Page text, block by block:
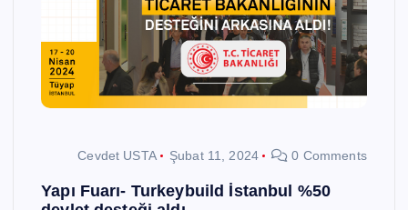
Cevdet USTA Şubat 11, 2024 0 Comments
Yapı Fuarı- Turkeybuild İstanbul %50